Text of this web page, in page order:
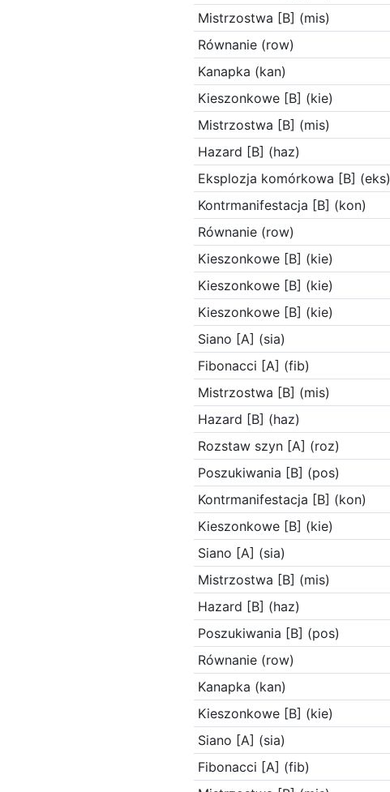
Mistrzostwa [B] (mis)
Równanie (row)
Kanapka (kan)
Kieszonkowe [B] (kie)
Mistrzostwa [B] (mis)
Hazard [B] (haz)
Eksplozja komórkowa [B] (eks)
Kontrmanifestacja [B] (kon)
Równanie (row)
Kieszonkowe [B] (kie)
Kieszonkowe [B] (kie)
Kieszonkowe [B] (kie)
Siano [A] (sia)
Fibonacci [A] (fib)
Mistrzostwa [B] (mis)
Hazard [B] (haz)
Rozstaw szyn [A] (roz)
Poszukiwania [B] (pos)
Kontrmanifestacja [B] (kon)
Kieszonkowe [B] (kie)
Siano [A] (sia)
Mistrzostwa [B] (mis)
Hazard [B] (haz)
Poszukiwania [B] (pos)
Równanie (row)
Kanapka (kan)
Kieszonkowe [B] (kie)
Siano [A] (sia)
Fibonacci [A] (fib)